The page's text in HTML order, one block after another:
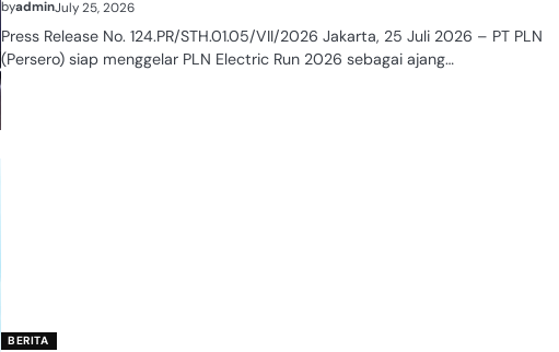
byadminJuly 25, 2026
Press Release No. 124.PR/STH.01.05/VII/2026 Jakarta, 25 Juli 2026 – PT PLN
(Persero) siap menggelar PLN Electric Run 2026 sebagai ajang…
BERITA